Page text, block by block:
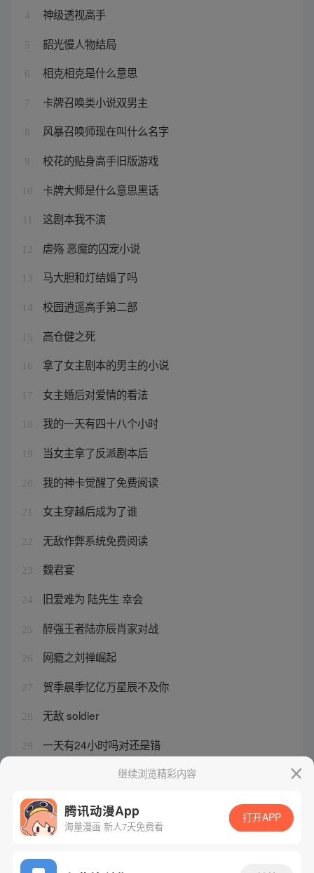
4 神级透视高手
5 韶光慢人物结局
6 相克相克是什么意思
7 卡牌召唤类小说双男主
8 风暴召唤师现在叫什么名字
9 校花的贴身高手旧版游戏
10 卡牌大师是什么意思黑话
这剧本我不演
12 虐殇 恶魔的囚宠小说
13 马大胆和灯结婚了吗
14 校园逍遥高手第二部
15 高仓健之死
16 拿了女主剧本的男主的小说
17 女主婚后对爱情的看法
18 我的一天有四十八个小时
19 当女主拿了反派剧本后
20 我的神卡觉醒了免费阅读
21 女主穿越后成为了谁
22 无敌作弊系统免费阅读
23 魏君宴
24 旧爱难为 陆先生 幸会
25 醉强王者陆亦辰肖家对战
26 网瘾之刘禅崛起
27 贺季晨季忆亿万星辰不及你
28 无敌 soldier
29 一天有24小时吗对还是错
普通话3分钟话题题目继续浏览精彩内容
腾讯动漫App
海量漫画 新人7天免费看
打开APP